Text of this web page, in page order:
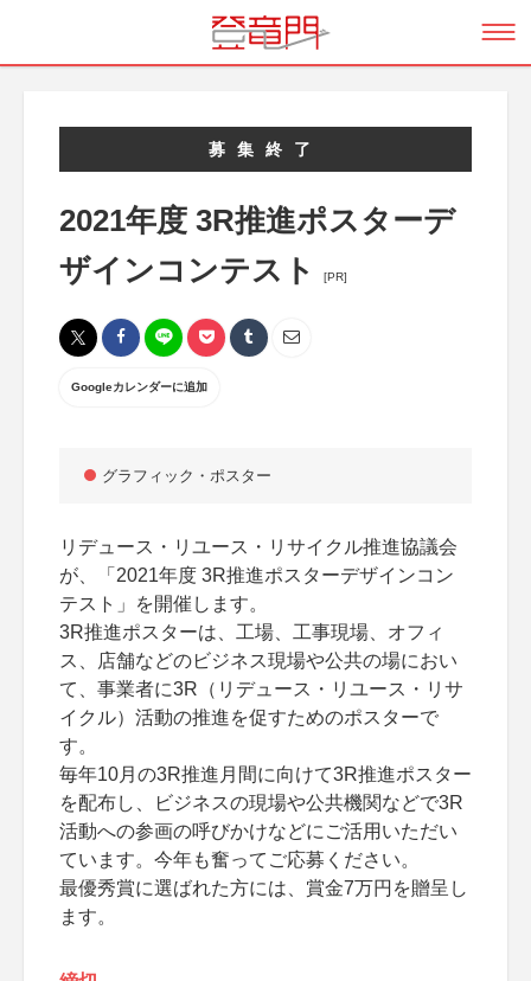
募集終了
2021年度 3R推進ポスターデ
ザインコンテスト
[PR]
Googleカレンダーに追加
グラフィック・ポスター
リデュース・リユース・リサイクル推進協議会
が、「2021年度 3R推進ポスターデザインコン
テスト」を開催します。
3R推進ポスターは、工場、工事現場、オフィ
ス、店舗などのビジネス現場や公共の場におい
て、事業者に3R（リデュース・リユース・リサ
イクル）活動の推進を促すためのポスターで
す。
毎年10月の3R推進月間に向けて3R推進ポスター
を配布し、ビジネスの現場や公共機関などで3R
活動への参画の呼びかけなどにご活用いただい
ています。今年も奮ってご応募ください。
最優秀賞に選ばれた方には、賞金7万円を贈呈し
ます。